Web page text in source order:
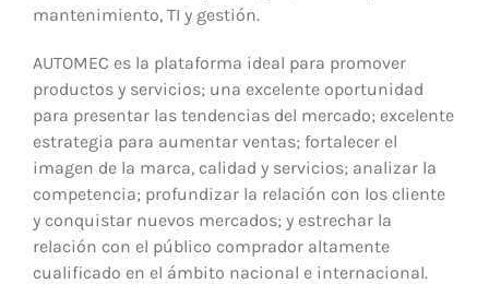
mantenimiento, TI y gestión.
AUTOMEC es la plataforma ideal para promover
productos y servicios; una excelente oportunidad
para presentar las tendencias del mercado; excelente
estrategia para aumentar ventas; fortalecer el
imagen de la marca, calidad y servicios; analizar la
competencia; profundizar la relación con los cliente
y conquistar nuevos mercados; y estrechar la
relación con el público comprador altamente
cualificado en el ámbito nacional e internacional.